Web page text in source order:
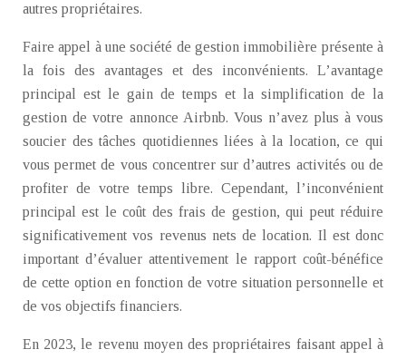
autres propriétaires.
Faire appel à une société de gestion immobilière présente à
la fois des avantages et des inconvénients. L’avantage
principal est le gain de temps et la simplification de la
gestion de votre annonce Airbnb. Vous n’avez plus à vous
soucier des tâches quotidiennes liées à la location, ce qui
vous permet de vous concentrer sur d’autres activités ou de
profiter de votre temps libre. Cependant, l’inconvénient
principal est le coût des frais de gestion, qui peut réduire
significativement vos revenus nets de location. Il est donc
important d’évaluer attentivement le rapport coût-bénéfice
de cette option en fonction de votre situation personnelle et
de vos objectifs financiers.
En 2023, le revenu moyen des propriétaires faisant appel à